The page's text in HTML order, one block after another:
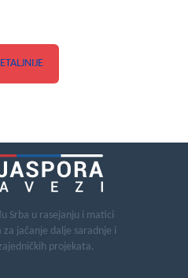
Srba u rasejanju i matici
za jačanje dalje saradnje i
projekata.